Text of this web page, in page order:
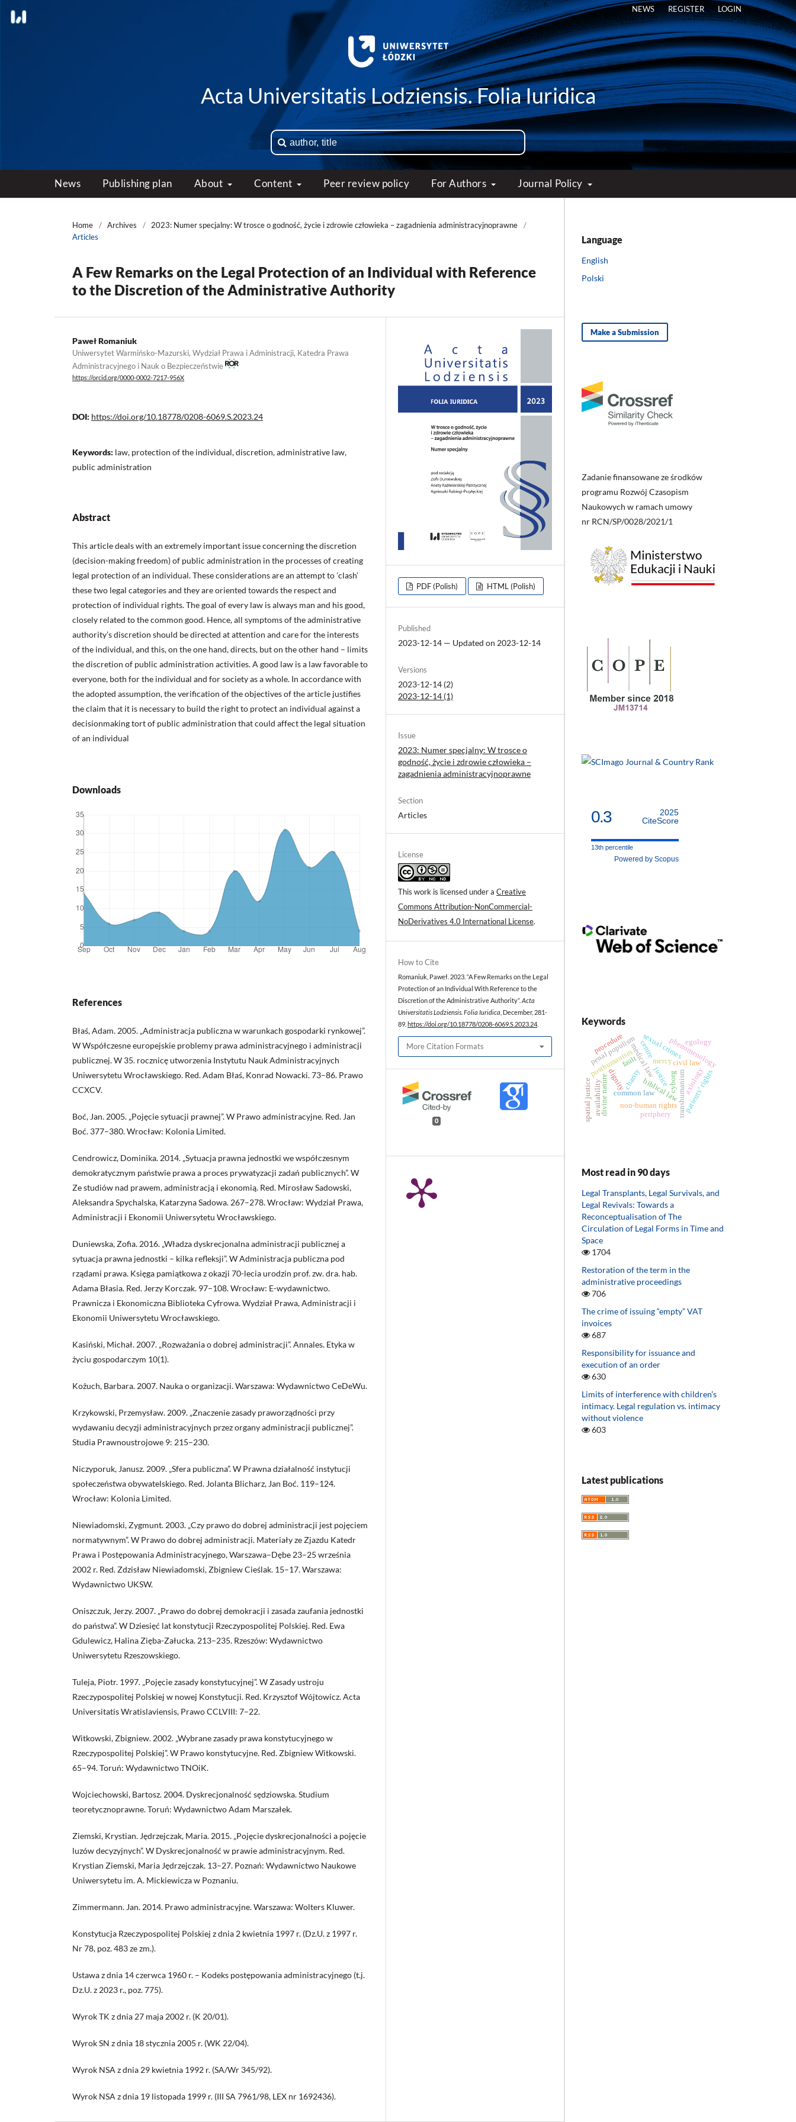
Acta Universitatis Lodziensis. Folia Iuridica
News Publishing plan About Content Peer review policy For Authors Journal Policy
NEWS REGISTER LOGIN
Home / Archives / 2023: Numer specjalny: W trosce o godność, życie i zdrowie człowieka – zagadnienia administracyjnoprawne
/
Articles
A Few Remarks on the Legal Protection of an Individual with Reference
to the Discretion of the Administrative Authority
Paweł Romaniuk
Uniwersytet Warmińsko-Mazurski, Wydział Prawa i Administracji, Katedra Prawa
Administracyjnego i Nauk o Bezpieczeństwie
https://orcid.org/0000-0002-7217-956X
DOI: https://doi.org/10.18778/0208-6069.S.2023.24
Keywords: law, protection of the individual, discretion, administrative law,
public administration
Abstract
This article deals with an extremely important issue concerning the discretion
(decision-making freedom) of public administration in the processes of creating
legal protection of an individual. These considerations are an attempt to ʽclash’
these two legal categories and they are oriented towards the respect and
protection of individual rights. The goal of every law is always man and his good,
closely related to the common good. Hence, all symptoms of the administrative
authority’s discretion should be directed at attention and care for the interests
of the individual, and this, on the one hand, directs, but on the other hand – limits
the discretion of public administration activities. A good law is a law favorable to
everyone, both for the individual and for society as a whole. In accordance with
the adopted assumption, the verification of the objectives of the article justifies
the claim that it is necessary to build the right to protect an individual against a
decisionmaking tort of public administration that could affect the legal situation
of an individual
Downloads
References
Błaś, Adam. 2005. „Administracja publiczna w warunkach gospodarki rynkowej”.
W Współczesne europejskie problemy prawa administracyjnego i administracji
publicznej. W 35. rocznicę utworzenia Instytutu Nauk Administracyjnych
Uniwersytetu Wrocławskiego. Red. Adam Błaś, Konrad Nowacki. 73–86. Prawo
CCXCV.
Boć, Jan. 2005. „Pojęcie sytuacji prawnej”. W Prawo administracyjne. Red. Jan
Boć. 377–380. Wrocław: Kolonia Limited.
Cendrowicz, Dominika. 2014. „Sytuacja prawna jednostki we współczesnym
demokratycznym państwie prawa a proces prywatyzacji zadań publicznych”. W
Ze studiów nad prawem, administracją i ekonomią. Red. Mirosław Sadowski,
Aleksandra Spychalska, Katarzyna Sadowa. 267–278. Wrocław: Wydział Prawa,
Administracji i Ekonomii Uniwersytetu Wrocławskiego.
Duniewska, Zofia. 2016. „Władza dyskrecjonalna administracji publicznej a
sytuacja prawna jednostki – kilka refleksji”. W Administracja publiczna pod
rządami prawa. Księga pamiątkowa z okazji 70-lecia urodzin prof. zw. dra. hab.
Adama Błasia. Red. Jerzy Korczak. 97–108. Wrocław: E-wydawnictwo.
Prawnicza i Ekonomiczna Biblioteka Cyfrowa. Wydział Prawa, Administracji i
Ekonomii Uniwersytetu Wrocławskiego.
Kasiński, Michał. 2007. „Rozważania o dobrej administracji”. Annales. Etyka w
życiu gospodarczym 10(1).
Kożuch, Barbara. 2007. Nauka o organizacji. Warszawa: Wydawnictwo CeDeWu.
Krzykowski, Przemysław. 2009. „Znaczenie zasady praworządności przy
wydawaniu decyzji administracyjnych przez organy administracji publicznej”.
Studia Prawnoustrojowe 9: 215–230.
Niczyporuk, Janusz. 2009. „Sfera publiczna”. W Prawna działalność instytucji
społeczeństwa obywatelskiego. Red. Jolanta Blicharz, Jan Boć. 119–124.
Wrocław: Kolonia Limited.
Niewiadomski, Zygmunt. 2003. „Czy prawo do dobrej administracji jest pojęciem
normatywnym”. W Prawo do dobrej administracji. Materiały ze Zjazdu Katedr
Prawa i Postępowania Administracyjnego, Warszawa–Dębe 23–25 września
2002 r. Red. Zdzisław Niewiadomski, Zbigniew Cieślak. 15–17. Warszawa:
Wydawnictwo UKSW.
Oniszczuk, Jerzy. 2007. „Prawo do dobrej demokracji i zasada zaufania jednostki
do państwa”. W Dziesięć lat konstytucji Rzeczypospolitej Polskiej. Red. Ewa
Gdulewicz, Halina Zięba-Załucka. 213–235. Rzeszów: Wydawnictwo
Uniwersytetu Rzeszowskiego.
Tuleja, Piotr. 1997. „Pojęcie zasady konstytucyjnej”. W Zasady ustroju
Rzeczypospolitej Polskiej w nowej Konstytucji. Red. Krzysztof Wójtowicz. Acta
Universitatis Wratislaviensis, Prawo CCLVIII: 7–22.
Witkowski, Zbigniew. 2002. „Wybrane zasady prawa konstytucyjnego w
Rzeczypospolitej Polskiej”. W Prawo konstytucyjne. Red. Zbigniew Witkowski.
65–94. Toruń: Wydawnictwo TNOiK.
Wojciechowski, Bartosz. 2004. Dyskrecjonalność sędziowska. Studium
teoretycznoprawne. Toruń: Wydawnictwo Adam Marszałek.
Ziemski, Krystian. Jędrzejczak, Maria. 2015. „Pojęcie dyskrecjonalności a pojęcie
luzów decyzyjnych”. W Dyskrecjonalność w prawie administracyjnym. Red.
Krystian Ziemski, Maria Jędrzejczak. 13–27. Poznań: Wydawnictwo Naukowe
Uniwersytetu im. A. Mickiewicza w Poznaniu.
Zimmermann. Jan. 2014. Prawo administracyjne. Warszawa: Wolters Kluwer.
Konstytucja Rzeczypospolitej Polskiej z dnia 2 kwietnia 1997 r. (Dz.U. z 1997 r.
Nr 78, poz. 483 ze zm.).
Ustawa z dnia 14 czerwca 1960 r. – Kodeks postępowania administracyjnego (t.j.
Dz.U. z 2023 r., poz. 775).
Wyrok TK z dnia 27 maja 2002 r. (K 20/01).
Wyrok SN z dnia 18 stycznia 2005 r. (WK 22/04).
Wyrok NSA z dnia 29 kwietnia 1992 r. (SA/Wr 345/92).
Wyrok NSA z dnia 19 listopada 1999 r. (III SA 7961/98, LEX nr 1692436).
PDF (Polish) HTML (Polish)
Published
2023-12-14 — Updated on 2023-12-14
Versions
2023-12-14 (2)
2023-12-14 (1)
Issue
2023: Numer specjalny: W trosce o
godność, życie i zdrowie człowieka –
zagadnienia administracyjnoprawne
Section
Articles
License
This work is licensed under a Creative
Commons Attribution-NonCommercial-
NoDerivatives 4.0 International License.
How to Cite
Romaniuk, Paweł. 2023. “A Few Remarks on the Legal
Protection of an Individual With Reference to the
Discretion of the Administrative Authority”. Acta
Universitatis Lodziensis. Folia Iuridica , December, 281-
89. https://doi.org/10.18778/0208-6069.S.2023.24.
More Citation Formats
0
Language
English
Polski
Make a Submission
Zadanie finansowane ze środków
programu Rozwój Czasopism
Naukowych w ramach umowy
nr RCN/SP/0028/2021/1
0.3
2025
CiteScore
13th percentile
Powered by Scopus
Keywords
mercy
charitybiblical law
civil law
common law
justice
dignity cyborgtranshumanism
posthumanism
divine nature non-human rights patients’ rights
medical law
penal populismsexual crimes
availability
phenomenology
egology
axiology
centre
periphery
spatial justice
procedure
fault
Most read in 90 days
Legal Transplants, Legal Survivals, and
Legal Revivals: Towards a
Reconceptualisation of The
Circulation of Legal Forms in Time and
Space
1704
Restoration of the term in the
administrative proceedings
706
The crime of issuing “empty” VAT
invoices
687
Responsibility for issuance and
execution of an order
630
Limits of interference with children’s
intimacy. Legal regulation vs. intimacy
without violence
603
Latest publications